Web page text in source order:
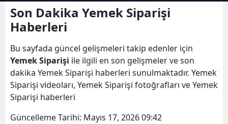
Son Dakika Yemek Siparişi
Haberleri
Bu sayfada güncel gelişmeleri takip edenler için
Yemek Siparişi ile ilgili en son gelişmeler ve son
dakika Yemek Siparişi haberleri sunulmaktadır. Yemek
Siparişi videoları, Yemek Siparişi fotoğrafları ve Yemek
Siparişi haberleri
Güncelleme Tarihi: Mayıs 17, 2026 09:42